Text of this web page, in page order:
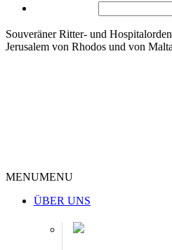
Souveräner Ritter- und
Jerusalem von Rhodos und von Malta
MENUMENU
ÜBER UNS